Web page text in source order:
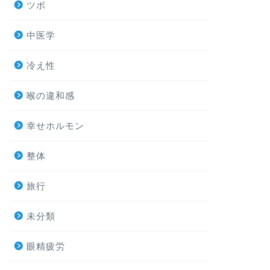
ツボ
中医学
冷え性
喉の違和感
幸せホルモン
整体
旅行
未分類
眼精疲労